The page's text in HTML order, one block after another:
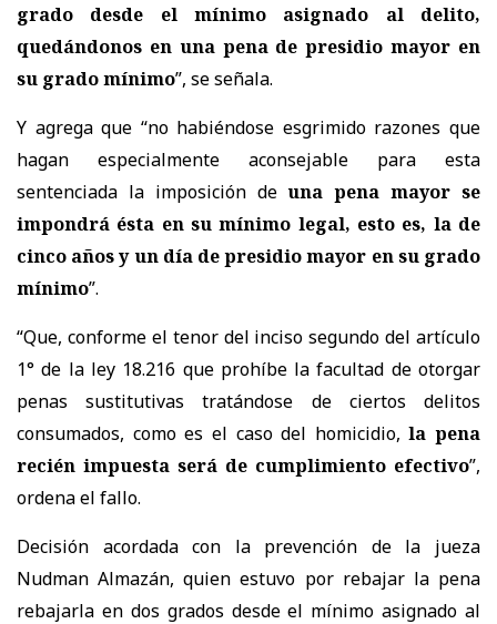
grado desde el mínimo asignado al delito,
quedándonos en una pena de presidio mayor en
su grado mínimo”, se señala.
Y agrega que “no habiéndose esgrimido razones que
hagan especialmente aconsejable para esta
sentenciada la imposición deuna pena mayor se
impondrá ésta en su mínimo legal, esto es, la de
cinco años y un día de presidio mayor en su grado
mínimo”.
“Que, conforme el tenor del inciso segundo del artículo
1° de la ley 18.216 que prohíbe la facultad de otorgar
penas sustitutivas tratándose de ciertos delitos
consumados, como es el caso del homicidio,la pena
recién impuesta será de cumplimiento efectivo”,
ordena el fallo.
Decisión acordada con la prevención de la jueza
Nudman Almazán, quien estuvo por rebajar la pena
rebajarla en dos grados desde el mínimo asignado al